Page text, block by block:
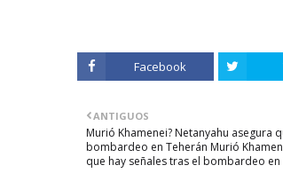
Facebook
ANTIGUOS
Murió Khamenei? Netanyahu asegura
bombardeo en Teherán Murió
que hay señales tras el bombardeo en